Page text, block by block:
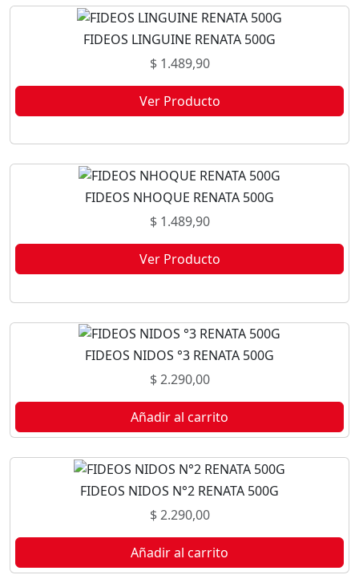
FIDEOS LINGUINE RENATA 500G
$1.489,90
Ver Producto
FIDEOS NHOQUE RENATA 500G
$1.489,90
Ver Producto
FIDEOS NIDOS °3 RENATA 500G
$2.290,00
Añadir al carrito
FIDEOS NIDOS N°2 RENATA 500G
$2.290,00
Añadir al carrito